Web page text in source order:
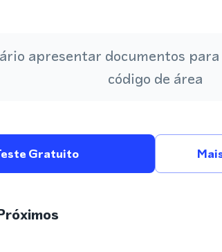
apresentar documentos
código de área
Gratuito